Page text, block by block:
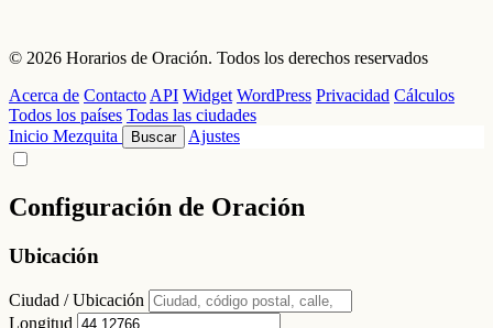
© 2026 Horarios de Oración. Todos los derechos reservados
Acerca de Contacto API Widget WordPress Privacidad Cálculos
Todos los países Todas las ciudades
Inicio Mezquita Buscar Ajustes
Configuración de Oración
Ubicación
Ciudad / Ubicación
Longitud